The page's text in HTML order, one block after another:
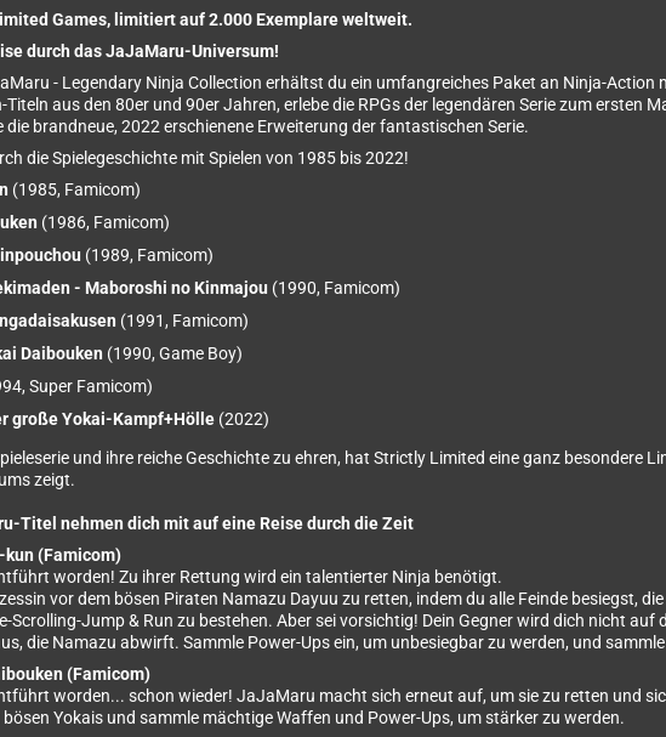
Games, limitiert auf 2.000 Exemplare weltweit.
durch das JaJaMaru-Universum!
- Legendary Ninja Collection erhältst du ein umfangreiches Paket an Ninja-
aus den 80er und 90er Jahren, erlebe die RPGs der legendären Serie zum ersten
die brandneue, 2022 erschienene Erweiterung der fantastischen Serie.
die Spielegeschichte mit Spielen von 1985 bis 2022!
(1985, Famicom)
(1986, Famicom)
(1989, Famicom)
- Maboroshi no Kinmajou (1990, Famicom)
(1991, Famicom)
Daibouken (1990, Game Boy)
Super Famicom)
große Yokai-Kampf+Hölle(2022)
und ihre reiche Geschichte zu ehren, hat Strictly Limited eine ganz besondere
zeigt.
Titel nehmen dich mit auf eine Reise durch die Zeit
(Famicom)
worden! Zu ihrer Rettung wird ein talentierter Ninja benötigt.
vor dem bösen Piraten Namazu Dayuu zu retten, indem du alle Feinde besiegst,
Scrolling-Jump & Run zu bestehen. Aber sei vorsichtig! Dein Gegner wird dich nicht
die Namazu abwirft. Sammle Power-Ups ein, um unbesiegbar zu werden, und
(Famicom)
worden... schon wieder! JaJaMaru macht sich erneut auf, um sie zu retten und
Yokais und sammle mächtige Waffen und Power-Ups, um stärker zu werden.